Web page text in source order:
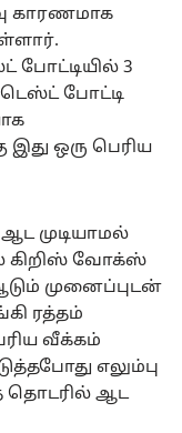
காரணமாக
3
டெஸ்ட் போட்டி
ஒரு பெரிய
முடியாமல்
கிறிஸ் வோக்ஸ்
முனைப்புடன்
ரத்தம்
வீக்கம்
எலும்பு
தொடரில் ஆட